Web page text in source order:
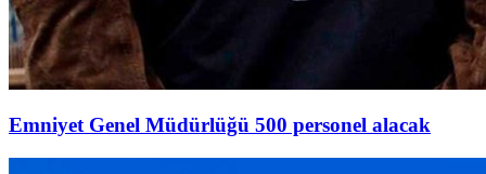
Emniyet Genel Müdürlüğü 500 personel alacak